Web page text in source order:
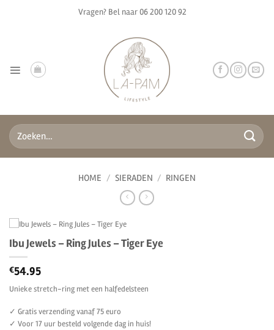
Vragen? Bel naar06 200 120 92
Zoeken
naar:
HOME / SIERADEN / RINGEN
Ibu Jewels – Ring Jules – Tiger Eye
€54.95
Unieke stretch-ring met een halfedelsteen
✓ Gratis verzending vanaf 75 euro
✓ Voor 17 uur besteld volgende dag in huis!